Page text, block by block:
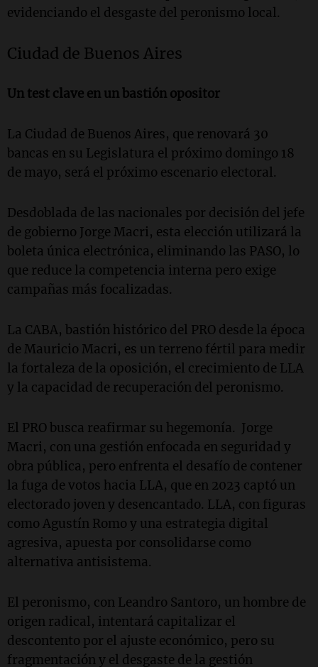
evidenciando el desgaste del peronismo local.
Ciudad de Buenos Aires
Un test clave en un bastión opositor
La Ciudad de Buenos Aires, que renovará 30
bancas en su Legislatura el próximo domingo 18
de mayo, será el próximo escenario electoral.
Desdoblada de las nacionales por decisión del jefe
de gobierno Jorge Macri, esta elección utilizará la
boleta única electrónica, eliminando las PASO, lo
que reduce la competencia interna pero exige
campañas más focalizadas.
La CABA, bastión histórico del PRO desde la época
de Mauricio Macri, es un terreno fértil para medir
la fortaleza de la oposición, el crecimiento de LLA
y la capacidad de recuperación del peronismo.
El PRO busca reafirmar su hegemonía. Jorge
Macri, con una gestión enfocada en seguridad y
obra pública, pero enfrenta el desafío de contener
la fuga de votos hacia LLA, que en 2023 captó un
electorado joven y desencantado. LLA, con figuras
como Agustín Romo y una estrategia digital
agresiva, apuesta por consolidarse como
alternativa antisistema.
El peronismo, con Leandro Santoro, un hombre de
origen radical, intentará capitalizar el
descontento por el ajuste económico, pero su
fragmentación y el desgaste de la gestión